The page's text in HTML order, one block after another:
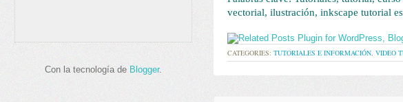
Con la tecnología de Blogger.
vectorial, ilustración, inkscape tutorial
CATEGORIES: TUTORIALES E INFORMACIÓN, VIDEO